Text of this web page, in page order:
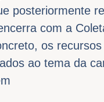
posteriormente
com a
os
ao tema da